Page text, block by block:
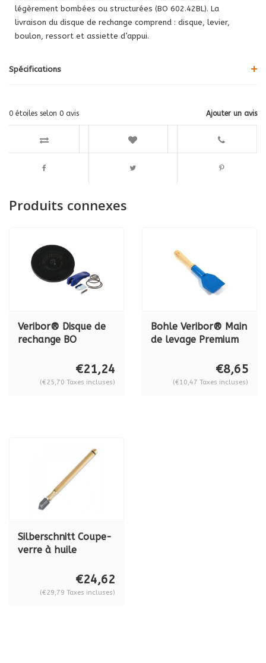
légèrement bombées ou structurées (BO 602.42BL). La
livraison du disque de rechange comprend : disque, levier,
boulon, ressort et assiette d’appui.
Spécifications
Ajouter un avis
0 étoiles selon 0 avis
Produits connexes
Veribor® Disque de
rechange BO
€21,24
(€25,70 Taxes incluses)
Bohle Veribor® Main
de levage Premium
manche en bois
BO5165400
€8,65
(€10,47 Taxes incluses)
Silberschnitt Coupe-
verre à huile
€24,62
(€29,79 Taxes incluses)